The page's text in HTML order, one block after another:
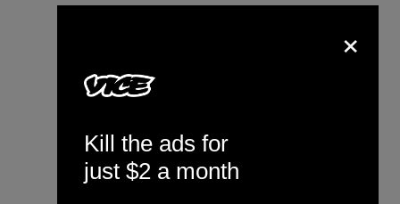
×
Kill the ads for
just $2 a month